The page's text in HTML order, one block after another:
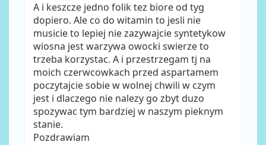
A i keszcze jedno folik tez biore od tyg
dopiero. Ale co do witamin to jesli nie
musicie to lepiej nie zazywajcie syntetykow
wiosna jest warzywa owocki swierze to
trzeba korzystac. A i przestrzegam tj na
moich czerwcowkach przed aspartamem
poczytajcie sobie w wolnej chwili w czym
jest i dlaczego nie nalezy go zbyt duzo
spozywac tym bardziej w naszym pieknym
stanie.
Pozdrawiam